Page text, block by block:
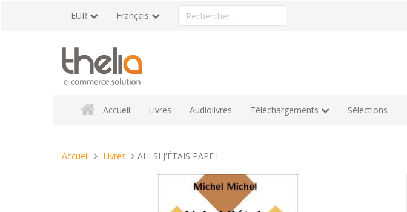
EUR Français
Rechercher
un
Accueil Livres Audiolivres Téléchargements Sélections
Vous
Accueil Livres AH! SI J'ÉTAIS PAPE !